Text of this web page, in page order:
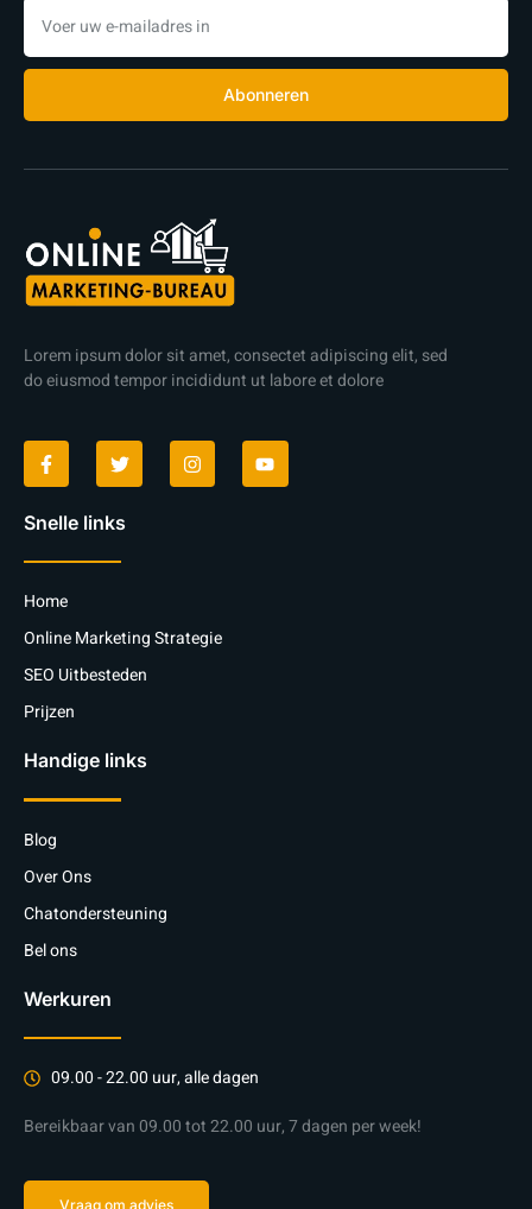
Abonneren
Lorem ipsum dolor sit amet, consectet adipiscing elit, sed
do eiusmod tempor incididunt ut labore et dolore
Snelle links
Home
Online Marketing Strategie
SEO Uitbesteden
Prijzen
Handige links
Blog
Over Ons
Chatondersteuning
Bel ons
Werkuren
09.00 - 22.00 uur, alle dagen
Bereikbaar van 09.00 tot 22.00 uur, 7 dagen per week!
Vraag om advies